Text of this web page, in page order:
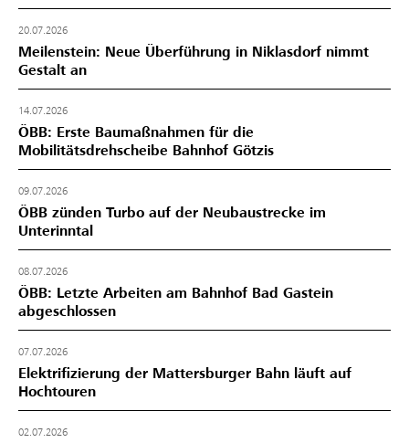
20.07.2026
Meilenstein: Neue Überführung in Niklasdorf nimmt
Gestalt an
14.07.2026
ÖBB: Erste Baumaßnahmen für die
Mobilitätsdrehscheibe Bahnhof Götzis
09.07.2026
ÖBB zünden Turbo auf der Neubaustrecke im
Unterinntal
08.07.2026
ÖBB: Letzte Arbeiten am Bahnhof Bad Gastein
abgeschlossen
07.07.2026
Elektrifizierung der Mattersburger Bahn läuft auf
Hochtouren
02.07.2026